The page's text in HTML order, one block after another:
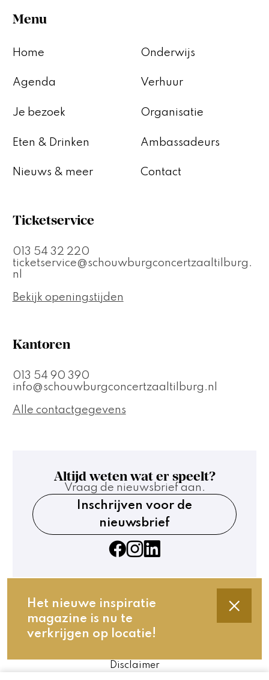
Het nieuwe inspiratie
magazine is nu te
verkrijgen op locatie!
Menu
Home
Agenda
Je bezoek
Eten & Drinken
Nieuws & meer
Onderwijs
Verhuur
Organisatie
Ambassadeurs
Contact
Ticketservice
013 54 32 220
ticketservice@schouwburgconcertzaaltilburg.
nl
Bekijk openingstijden
Kantoren
013 54 90 390
info@schouwburgconcertzaaltilburg.nl
Alle contactgegevens
Altijd weten wat er speelt?
Vraag de nieuwsbrief aan.
Inschrijven voor de
nieuwsbrief
Contact
Technische gegevens
Disclaimer